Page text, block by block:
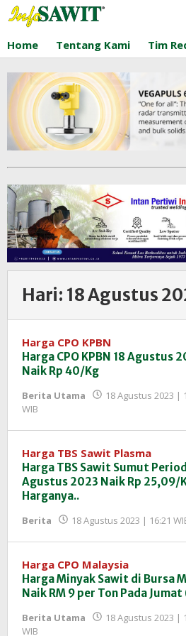
Lewati
ke
konten
Home Tentang Kami Tim
Hari: 18 Agustus
Harga CPO KPBN
Harga CPO KPBN 18 Agustus
Naik Rp 40/Kg
Berita Utama
18 Agustus 2023 |
WIB
InfoSAWIT
Harga TBS Sawit Plasma
Harga TBS Sawit Sumut
Agustus 2023 Naik Rp 25,09/
Harganya..
Berita 18 Agustus 2023 | 16:21
Harga CPO Malaysia
Harga Minyak Sawit di Bursa
Naik RM 9 per Ton Pada
Berita Utama
18 Agustus 2023 |
WIB